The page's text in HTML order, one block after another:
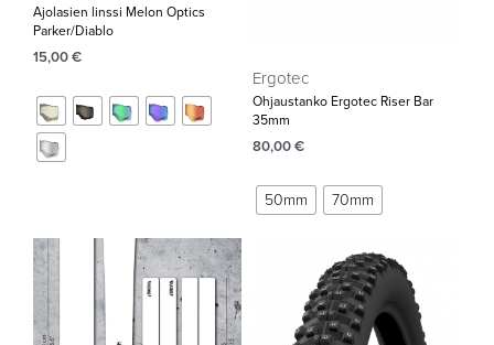
Ajolasien linssi Melon Optics
Parker/Diablo
15,00€
Ergotec
Ohjaustanko Ergotec Riser Bar
35mm‌
80,00€
50mm 70mm